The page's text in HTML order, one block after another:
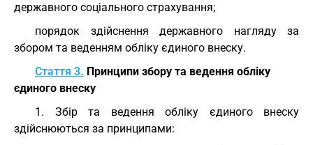
державного соціального страхування;
порядок здійснення державного нагляду за
збором та веденням обліку єдиного внеску.
Стаття 3. Принципи збору та ведення обліку
єдиного внеску
1. Збір та ведення обліку єдиного внеску
здійснюються за принципами: